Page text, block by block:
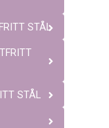
STÅL
STÅL